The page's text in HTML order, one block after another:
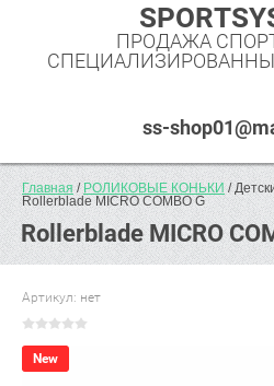
ПРОДАЖА
ss-
Главная / РОЛИКОВЫЕ КОНЬКИ /
Rollerblade MICRO COMBO G
Rollerblade MICRO
Артикул: нет
New